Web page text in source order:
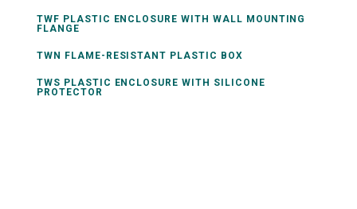
TWF PLASTIC ENCLOSURE WITH WALL MOUNTING
FLANGE
TWN FLAME-RESISTANT PLASTIC BOX
TWS PLASTIC ENCLOSURE WITH SILICONE
PROTECTOR